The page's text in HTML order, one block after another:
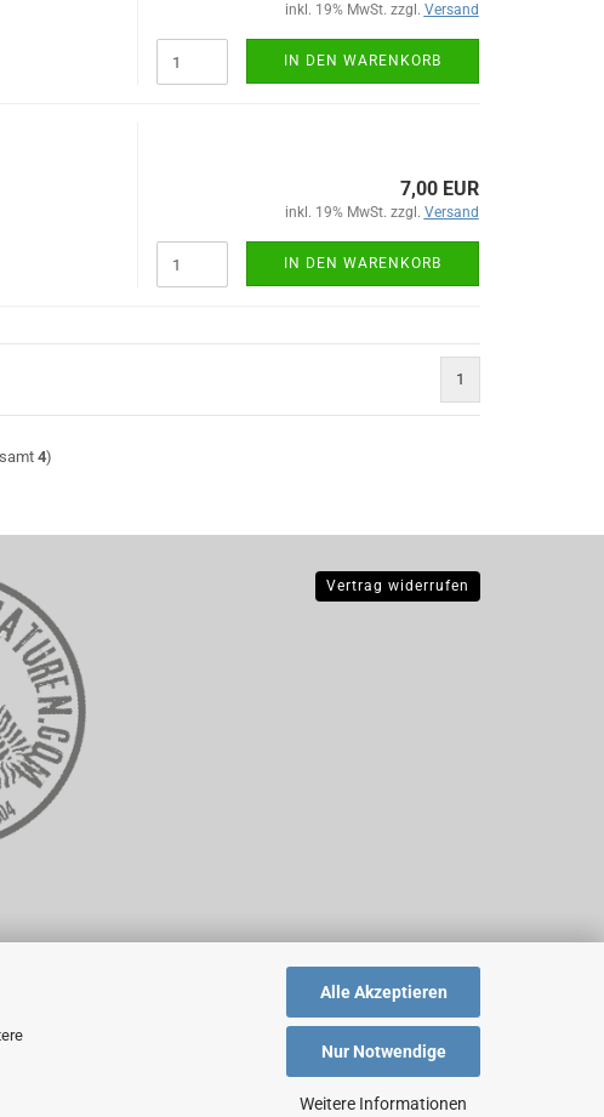
Alle Akzeptieren
Nur Notwendige
Weitere Informationen
inkl. 19% MwSt. zzgl. Versand
IN DEN WARENKORB
7,00 EUR
inkl. 19% MwSt. zzgl. Versand
IN DEN WARENKORB
1
4)
Vertrag widerrufen